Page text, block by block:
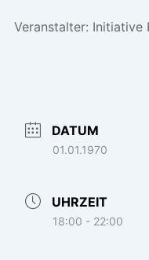
Veranstalter: Initiative
DATUM
01.01.1970
UHRZEIT
18:00 - 22:00